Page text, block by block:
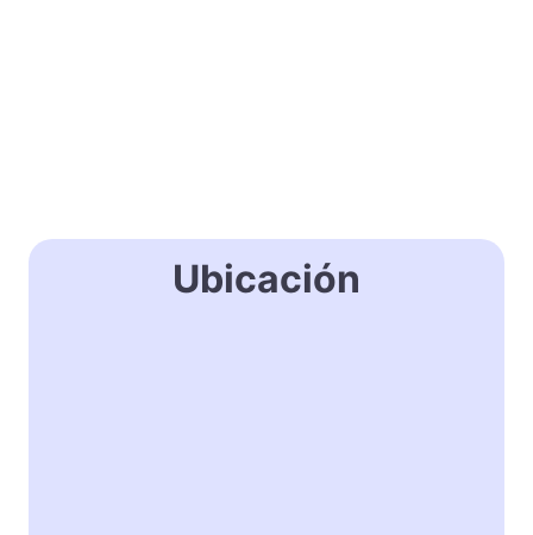
Ubicación